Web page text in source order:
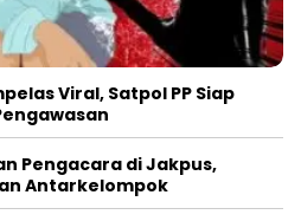
Viral, Satpol PP Siap
Pengacara di Jakpus,
Antarkelompok